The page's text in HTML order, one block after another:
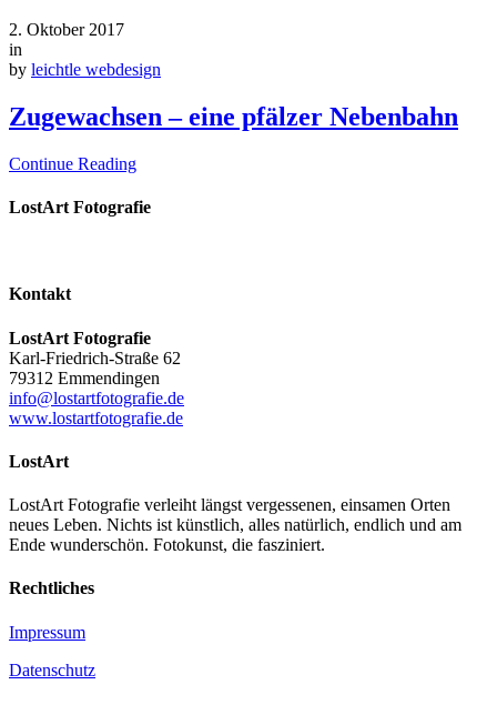
2. Oktober 2017
in
by leichtle webdesign
Zugewachsen – eine pfälzer Nebenbahn
Continue Reading
LostArt Fotografie
Kontakt
LostArt Fotografie
Karl-Friedrich-Straße 62
79312 Emmendingen
info@lostartfotografie.de
www.lostartfotografie.de
LostArt
LostArt Fotografie verleiht längst vergessenen, einsamen Orten
neues Leben. Nichts ist künstlich, alles natürlich, endlich und am
Ende wunderschön. Fotokunst, die fasziniert.
Rechtliches
Impressum
Datenschutz